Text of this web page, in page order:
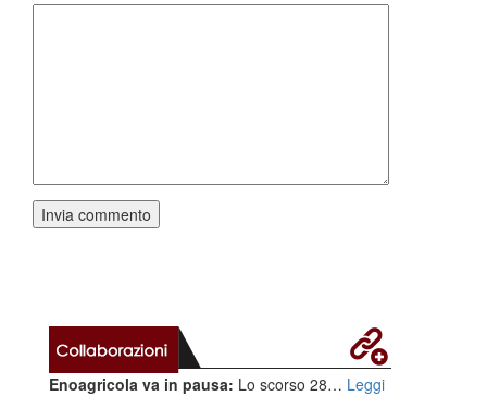
Enoagricola va in pausa: Lo scorso 28… Leggi